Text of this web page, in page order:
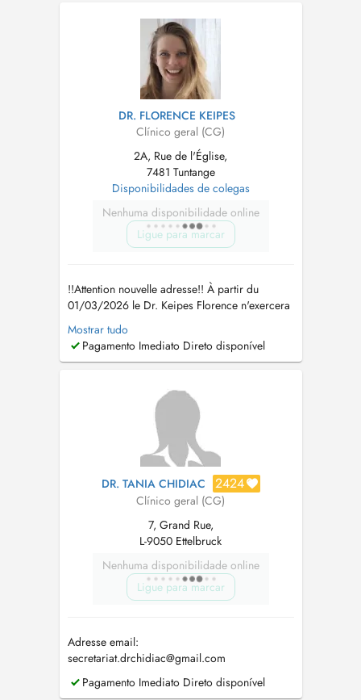
DR. FLORENCE KEIPES
Clínico geral (CG)
2A, Rue de l'Église,
7481 Tuntange
Disponibilidades de colegas
Nenhuma disponibilidade online
Ligue para marcar
!!Attention nouvelle adresse!! À partir du
01/03/2026 le Dr. Keipes Florence n'exercera
plus au Cabinet Médical Steinsel, mais au
Centre Médical Tënten 2A, rue de l'Eglise L
7481 Tuntange Tel : 26 39 63 Fax : 26 39 63
remplace également le...
Mostrar tudo
Pagamento Imediato Direto disponível
DR. TANIA CHIDIAC 2424
Clínico geral (CG)
7, Grand Rue,
L-9050 Ettelbruck
Nenhuma disponibilidade online
Ligue para marcar
Adresse email:
secretariat.drchidiac@gmail.com
Pagamento Imediato Direto disponível